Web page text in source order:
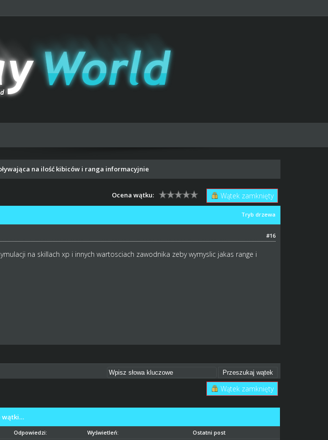
na ilość kibiców i ranga informacyjnie
Wątek zamknięty
Ocena wątku:
Tryb drzewa
#16
na skillach xp i innych wartosciach zawodnika zeby wymyslic jakas range i
Wątek zamknięty
wątki…
Odpowiedzi: Wyświetleń: Ostatni post